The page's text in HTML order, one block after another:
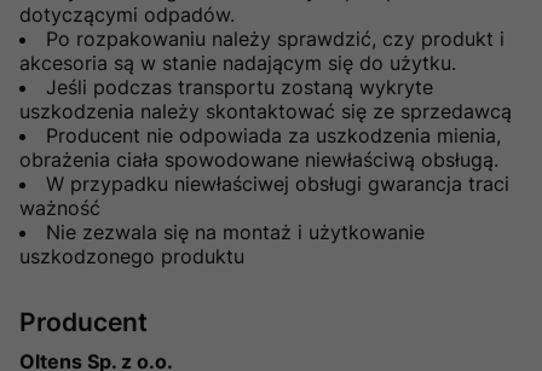
dotyczącymi odpadów.
Po rozpakowaniu należy sprawdzić, czy produkt i
akcesoria są w stanie nadającym się do użytku.
Jeśli podczas transportu zostaną wykryte
uszkodzenia należy skontaktować się ze sprzedawcą
Producent nie odpowiada za uszkodzenia mienia,
obrażenia ciała spowodowane niewłaściwą obsługą.
W przypadku niewłaściwej obsługi gwarancja traci
ważność
Nie zezwala się na montaż i użytkowanie
uszkodzonego produktu
Producent
Oltens Sp. z o.o.